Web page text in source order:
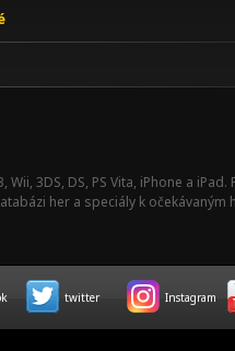
Wii, 3DS, DS, PS Vita, iPhone a
her a speciály k očekávaným
twitter Instagram